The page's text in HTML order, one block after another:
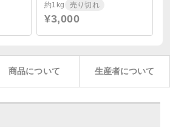
約1kg 売り切れ
¥3,000
商品について 生産者について